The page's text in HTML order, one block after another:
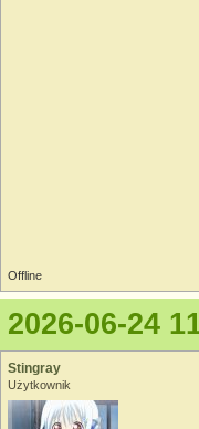
Offline
2026-06-24
Stingray
Użytkownik